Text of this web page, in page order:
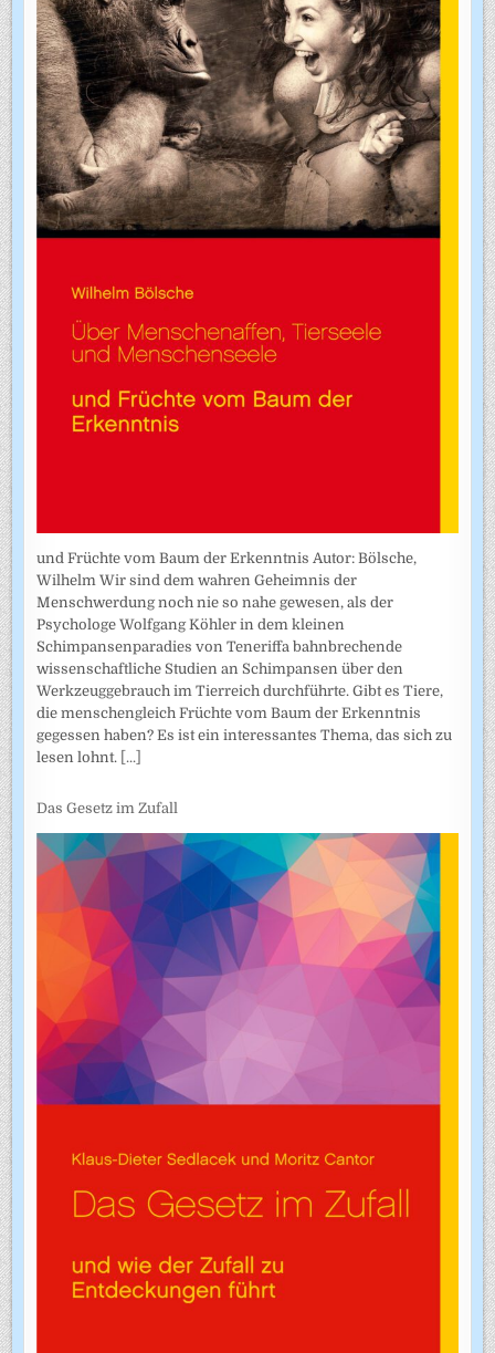
und Früchte vom Baum der Erkenntnis Autor: Bölsche,
Wilhelm Wir sind dem wahren Geheimnis der
Menschwerdung noch nie so nahe gewesen, als der
Psychologe Wolfgang Köhler in dem kleinen
Schimpansenparadies von Teneriffa bahnbrechende
wissenschaftliche Studien an Schimpansen über den
Werkzeuggebrauch im Tierreich durchführte. Gibt es Tiere,
die menschengleich Früchte vom Baum der Erkenntnis
gegessen haben? Es ist ein interessantes Thema, das sich zu
lesen lohnt. [...]
Das Gesetz im Zufall